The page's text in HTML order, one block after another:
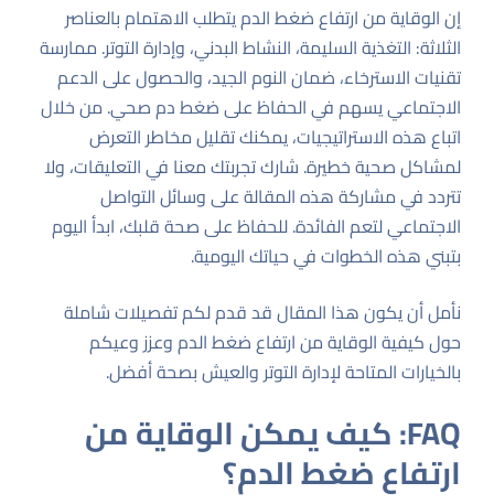
إن الوقاية من ارتفاع ضغط الدم يتطلب الاهتمام بالعناصر
الثلاثة: التغذية السليمة، النشاط البدني، وإدارة التوتر. ممارسة
تقنيات الاسترخاء، ضمان النوم الجيد، والحصول على الدعم
الاجتماعي يسهم في الحفاظ على ضغط دم صحي. من خلال
اتباع هذه الاستراتيجيات، يمكنك تقليل مخاطر التعرض
لمشاكل صحية خطيرة. شارك تجربتك معنا في التعليقات، ولا
تتردد في مشاركة هذه المقالة على وسائل التواصل
الاجتماعي لتعم الفائدة. للحفاظ على صحة قلبك، ابدأ اليوم
بتبني هذه الخطوات في حياتك اليومية.
نأمل أن يكون هذا المقال قد قدم لكم تفصيلات شاملة
حول كيفية الوقاية من ارتفاع ضغط الدم وعزز وعيكم
بالخيارات المتاحة لإدارة التوتر والعيش بصحة أفضل.
FAQ: كيف يمكن الوقاية من
ارتفاع ضغط الدم؟